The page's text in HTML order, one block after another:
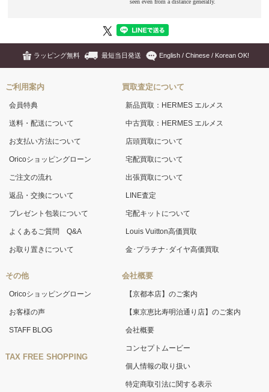
ラッピング無料 最短当日発送 English / Chinese / Korean OK!
ご利用案内
会員特典
送料・配送について
お支払い方法について
Oricoショッピングローン
ご注文の流れ
返品・交換について
プレゼント包装について
よくあるご質問 Q&A
お取り置きについて
その他
Oricoショッピングローン
お客様の声
STAFF BLOG
TAX FREE SHOPPING
買取査定について
新品買取：HERMES エルメス
中古買取：HERMES エルメス
店頭買取について
宅配買取について
出張買取について
LINE査定
宅配キットについて
Louis Vuitton高価買取
金･プラチナ･ダイヤ高価買取
会社概要
【京都本店】のご案内
【東京恵比寿明治通り店】のご案内
会社概要
コンセプトムービー
個人情報の取り扱い
特定商取引法に関する表示